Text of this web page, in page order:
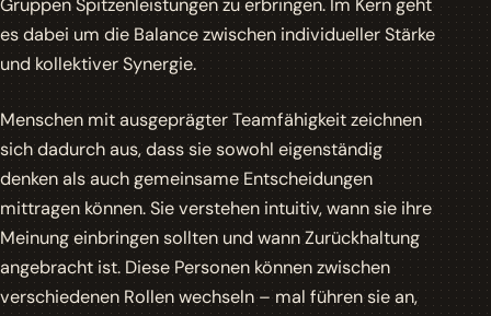
Gruppen Spitzenleistungen zu erbringen. Im Kern geht
es dabei um die Balance zwischen individueller Stärke
und kollektiver Synergie.
Menschen mit ausgeprägter Teamfähigkeit zeichnen
sich dadurch aus, dass sie sowohl eigenständig
denken als auch gemeinsame Entscheidungen
mittragen können. Sie verstehen intuitiv, wann sie ihre
Meinung einbringen sollten und wann Zurückhaltung
angebracht ist. Diese Personen können zwischen
verschiedenen Rollen wechseln – mal führen sie an,